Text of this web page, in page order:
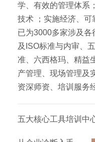
学、有效的管理体系
技术 ；实施经济、
已为3000多家涉及
及ISO标准与内审、
准、六西格玛、精益
产管理、现场管理及
资深师资、培训服务
五大核心工具培训中